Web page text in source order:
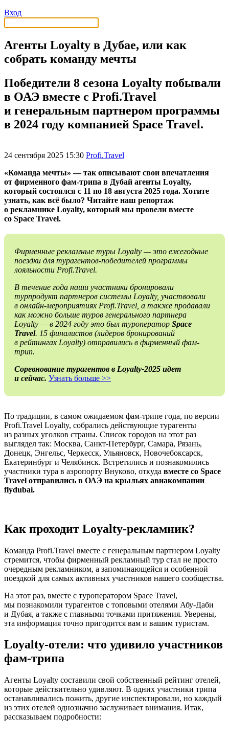
Вход
Агенты Loyalty в Дубае, или как
собрать команду мечты
Победители 8 сезона Loyalty побывали
в ОАЭ вместе с Profi.Travel
и генеральным партнером программы
в 2024 году компанией Space Travel.
24 сентября 2025 15:30 Profi.Travel
«Команда мечты» — так описывают свои впечатления
от фирменного фам-трипа в Дубай агенты Loyalty,
который состоялся с 11 по 18 августа 2025 года. Хотите
узнать, как всё было? Читайте наш репортаж
о рекламнике Loyalty, который мы провели вместе
со Space Travel.
Фирменные рекламные туры Loyalty — это ежегодные
поездки для турагентов-победителей программы
лояльности Profi.Travel.
В течение года наши участники бронировали
турпродукт партнеров системы Loyalty, участвовали
в онлайн-мероприятиях Profi.Travel, а также продавали
как можно больше туров генерального партнера
Loyalty — в 2024 году это был туроператор Space
Travel. 15 финалистов (лидеров бронирований
в рейтингах Loyalty) отправились в фирменный фам-
трип.
Соревнование турагентов в Loyalty-2025 идет
и сейчас. Узнать больше >>
По традиции, в самом ожидаемом фам-трипе года, по версии
Profi.Travel Loyalty, собрались действующие турагенты
из разных уголков страны. Список городов на этот раз
выглядел так: Москва, Санкт-Петербург, Самара, Рязань,
Донецк, Энгельс, Черкесск, Ульяновск, Новочебоксарск,
Екатеринбург и Челябинск. Встретились и познакомились
участники тура в аэропорту Внуково, откуда вместе со Space
Travel отправились в ОАЭ на крыльях авиакомпании
flydubai.
Как проходит Loyalty-рекламник?
Команда Profi.Travel вместе с генеральным партнером Loyalty
стремится, чтобы фирменный рекламный тур стал не просто
очередным рекламником, а запоминающейся и особенной
поездкой для самых активных участников нашего сообщества.
На этот раз, вместе с туроператором Space Travel,
мы познакомили турагентов с топовыми отелями Абу-Даби
и Дубая, а также с главными точками притяжения. Уверены,
эта информация точно пригодится вам и вашим туристам.
Loyalty-отели: что удивило участников
фам-трипа
Агенты Loyalty составили свой собственный рейтинг отелей,
которые действительно удивляют. В одних участники трипа
останавливались пожить, другие инспектировали, но каждый
из этих отелей однозначно заслуживает внимания. Итак,
рассказываем подробности: